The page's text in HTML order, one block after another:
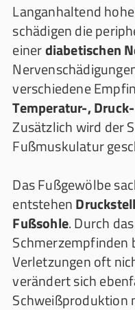
Langanhaltend
schädigen die
einerdiabetischen
verschiedene
Temperatur-,
Zusätzlich wird der
Fußmuskulatur
Das Fußgewölbe
entstehen
Fußsohle. Durch
Verletzungen oft
verändert sich
Schweißproduktion